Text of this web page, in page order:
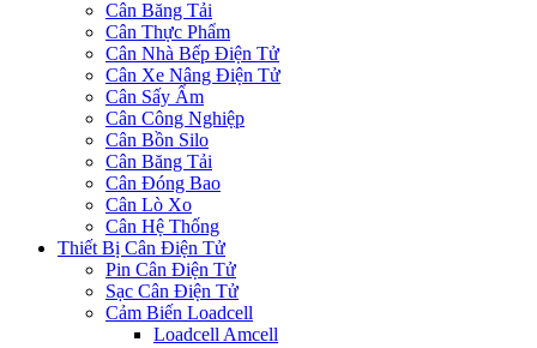
Cân Băng Tải
Cân Thực Phẩm
Cân Nhà Bếp Điện Tử
Cân Xe Nâng Điện Tử
Cân Sấy Ẩm
Cân Công Nghiệp
Cân Bồn Silo
Cân Băng Tải
Cân Đóng Bao
Cân Lò Xo
Cân Hệ Thống
Thiết Bị Cân Điện Tử
Pin Cân Điện Tử
Sạc Cân Điện Tử
Cảm Biến Loadcell
Loadcell Amcell